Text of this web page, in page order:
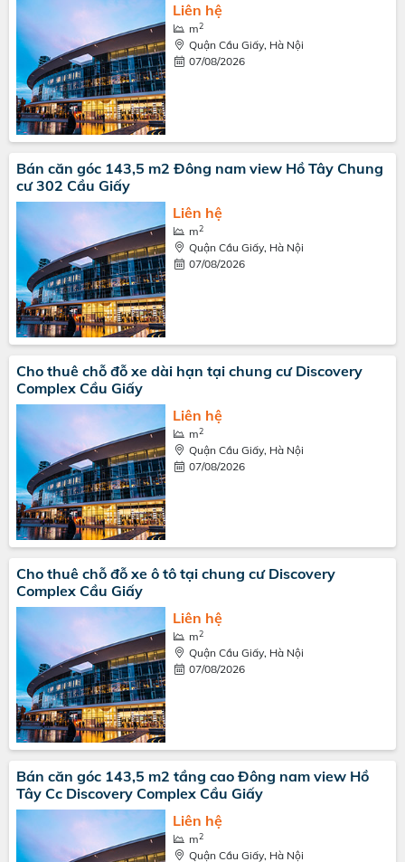
Liên hệ
m2
Quận Cầu Giấy, Hà Nội
07/08/2026
Bán căn góc 143,5 m2 Đông nam view Hồ Tây Chung
cư 302 Cầu Giấy
Liên hệ
m2
Quận Cầu Giấy, Hà Nội
07/08/2026
Cho thuê chỗ đỗ xe dài hạn tại chung cư Discovery
Complex Cầu Giấy
Liên hệ
m2
Quận Cầu Giấy, Hà Nội
07/08/2026
Cho thuê chỗ đỗ xe ô tô tại chung cư Discovery
Complex Cầu Giấy
Liên hệ
m2
Quận Cầu Giấy, Hà Nội
07/08/2026
Bán căn góc 143,5 m2 tầng cao Đông nam view Hồ
Tây Cc Discovery Complex Cầu Giấy
Liên hệ
m2
Quận Cầu Giấy, Hà Nội